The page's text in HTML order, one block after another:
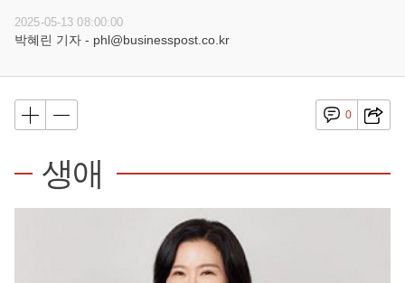
2025-05-13 08:00:00
박혜린 기자 - phl@businesspost.co.kr
0
생애